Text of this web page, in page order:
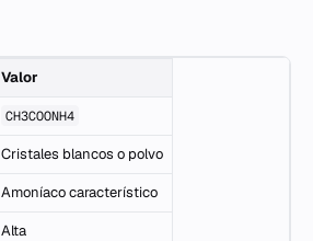
Valor
CH3COONH4
Cristales blancos o polvo
Amoníaco característico
Alta